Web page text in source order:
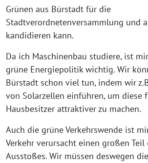
Grünen aus Bürstadt für die
Stadtverordnetenversammlung und
kandidieren kann.
Da ich Maschinenbau studiere, ist
grüne Energiepolitik wichtig. Wir
Bürstadt schon viel tun, indem wir
von Solarzellen einführen, um diese
Hausbesitzer attraktiver zu machen.
Auch die grüne Verkehrswende ist
Verkehr verursacht einen großen Teil
Ausstoßes. Wir müssen deswegen